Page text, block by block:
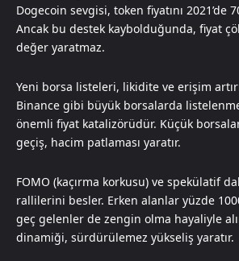
Dogecoin sevgisi, token fiyatını 2021’de
Ancak bu destek kaybolduğunda, fiyat
değer yaratmaz.
Yeni borsa listeleri, likidite ve erişim
Binance gibi büyük borsalarda
önemli fiyat katalizörüdür. Küçük
geçiş, hacim patlaması yaratır.
FOMO (kaçırma korkusu) ve spekülatif
rallilerini besler. Erken alanlar yüzde
geç gelenler de zengin olma hayaliyle
dinamiği, sürdürülemez yükseliş yaratır.